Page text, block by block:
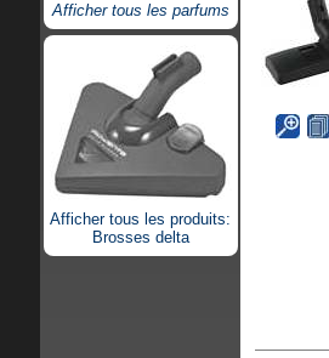
Afficher tous les parfums
Afficher tous les produits:
Brosses delta